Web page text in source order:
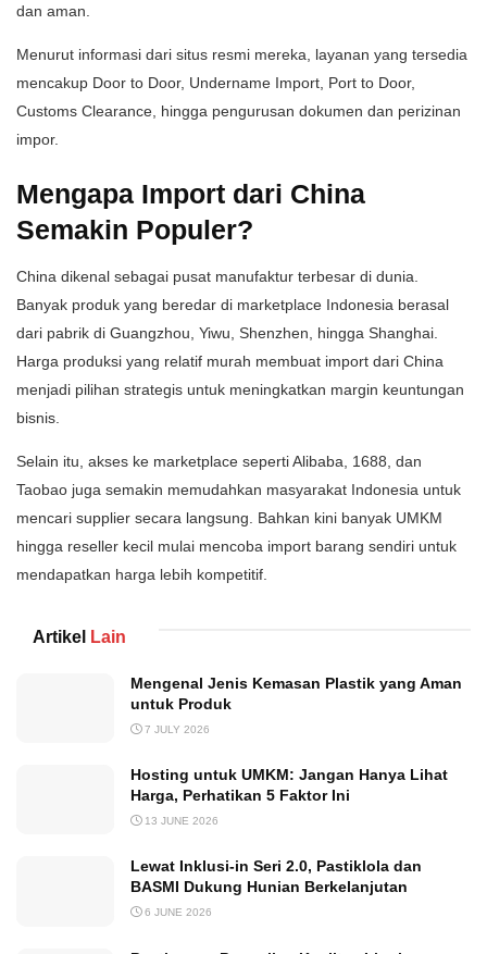
dan aman.
Menurut informasi dari situs resmi mereka, layanan yang tersedia
mencakup Door to Door, Undername Import, Port to Door,
Customs Clearance, hingga pengurusan dokumen dan perizinan
impor.
Mengapa Import dari China
Semakin Populer?
China dikenal sebagai pusat manufaktur terbesar di dunia.
Banyak produk yang beredar di marketplace Indonesia berasal
dari pabrik di Guangzhou, Yiwu, Shenzhen, hingga Shanghai.
Harga produksi yang relatif murah membuat import dari China
menjadi pilihan strategis untuk meningkatkan margin keuntungan
bisnis.
Selain itu, akses ke marketplace seperti Alibaba, 1688, dan
Taobao juga semakin memudahkan masyarakat Indonesia untuk
mencari supplier secara langsung. Bahkan kini banyak UMKM
hingga reseller kecil mulai mencoba import barang sendiri untuk
mendapatkan harga lebih kompetitif.
Artikel Lain
Mengenal Jenis Kemasan Plastik yang Aman
untuk Produk
7 JULY 2026
Hosting untuk UMKM: Jangan Hanya Lihat
Harga, Perhatikan 5 Faktor Ini
13 JUNE 2026
Lewat Inklusi-in Seri 2.0, Pastiklola dan
BASMI Dukung Hunian Berkelanjutan
6 JUNE 2026